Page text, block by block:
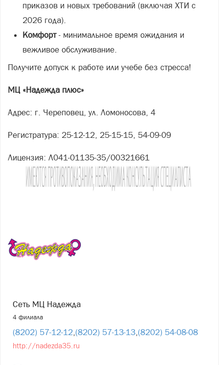
приказов и новых требований (включая ХТИ с
2026 года).
Комфорт- минимальное время ожидания и
вежливое обслуживание.
Получите допуск к работе или учебе без стресса!
МЦ «Надежда плюс»
Адрес: г. Череповец, ул. Ломоносова, 4
Регистратура: 25-12-12, 25-15-15, 54-09-09
Лицензия: Л041-01135-35/00321661
Сеть МЦ Надежда
4 филиала
(8202) 57-12-12 (8202) 57-13-13 (8202) 54-08-08
http://nadezda35.ru